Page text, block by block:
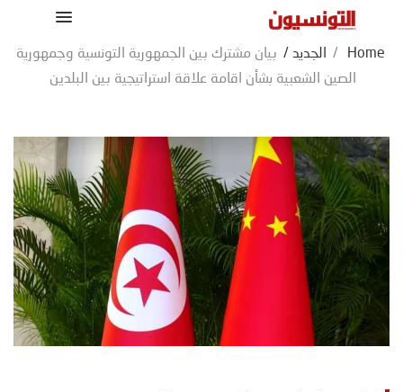
Home
/ الجديد / بيان مشترك بين الجمهورية التونسية وجمهورية
الصين الشعبية بشأن اقامة علاقة استراتيجية بين البلدين